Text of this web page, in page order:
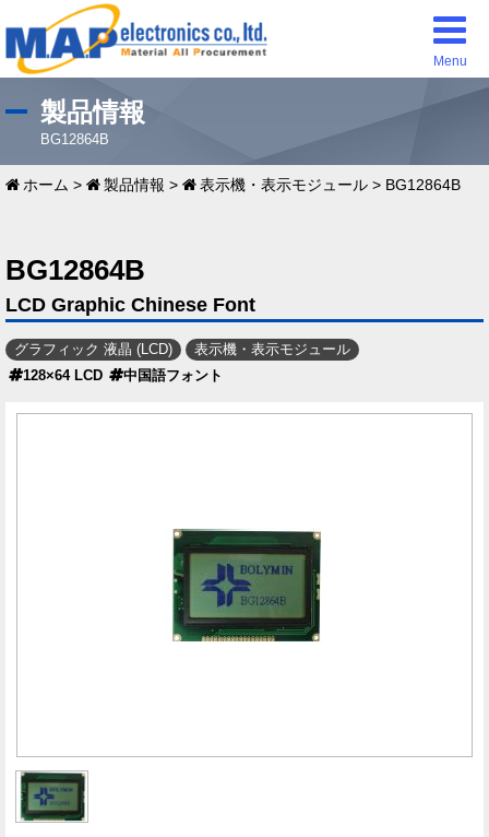
Menu
製品情報
BG12864B
ホーム > 製品情報 > 表示機・表示モジュール > BG12864B
BG12864B
LCD Graphic Chinese Font
グラフィック 液晶 (LCD)
表示機・表示モジュール
128×64 LCD
中国語フォント